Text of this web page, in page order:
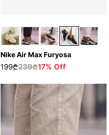
Nike Air Max Furyosa
199₾239₾17% Off